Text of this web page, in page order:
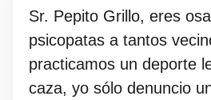
Sr. Pepito Grillo, eres
psicopatas a tantos
practicamos un deporte
caza, yo sólo denuncio